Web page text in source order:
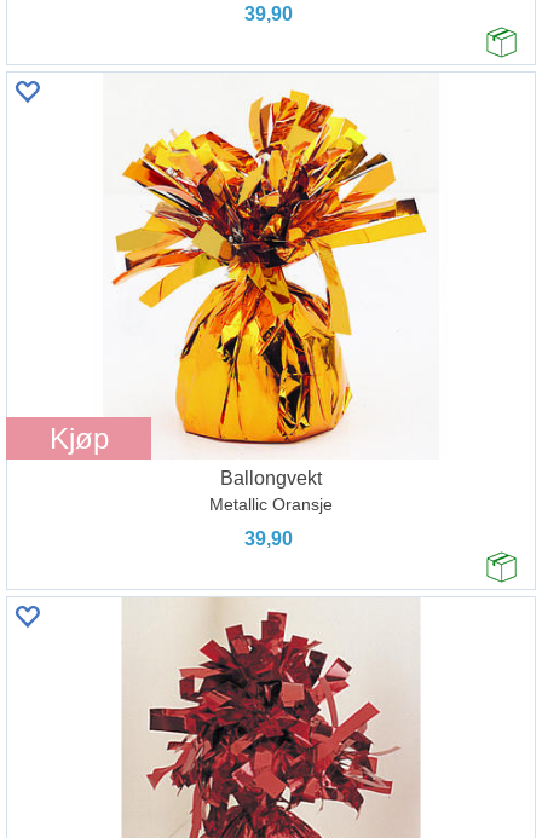
39,90
Kjøp
Ballongvekt
Metallic Oransje
39,90